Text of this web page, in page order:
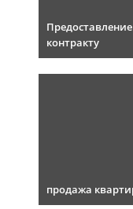
контракту
продажа